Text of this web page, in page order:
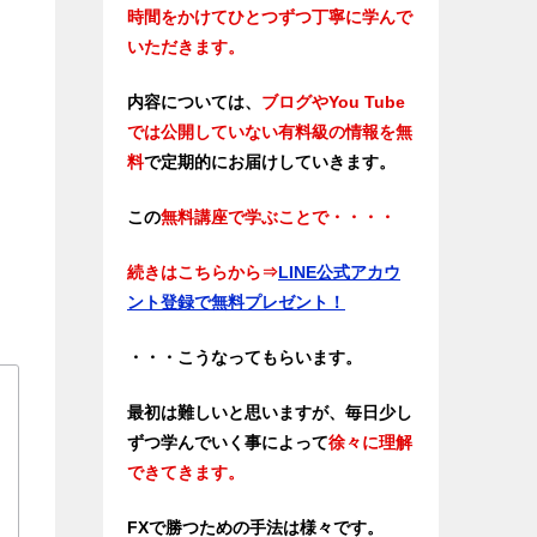
時間をかけてひとつずつ丁寧に学んで
いただきます。
内容については、 ブログやYou Tube
では公開していない有料級の情報を無
料で定期的にお届けしていきます。
この無料講座で学ぶことで・・・・
続きはこちらから⇒LINE公式アカウ
ント登録で無料プレゼント！
・・・こうなってもらいます。
最初は難しいと思いますが、毎日少し
ずつ学んでいく事によって徐々に理解
できてきます。
FXで勝つための手法は様々です。